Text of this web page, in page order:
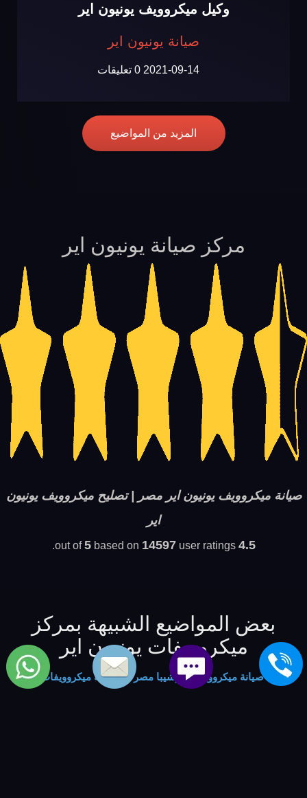
وكيل ميكروويف يونيون اير
صيانة يونيون اير
2021-09-14 0 تعليقات
المزيد من المواضيع
مركز صيانة يونيون اير
صيانة ميكروويف يونيون اير مصر | تصليح ميكروويف يونيون
اير
4.5
out of
5based on 14597user ratings.
بعض المواضيع الشبيهة بمركز
ميكروويفات يونيون اير
صيانة ميكروويفات توشيبا مصر - صيانة ميكروويفات